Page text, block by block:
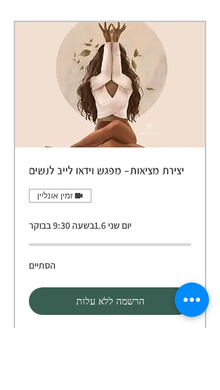
יצירת מציאות- מפגש וידאו לייב לנשים
זמין אונליין
יום שני 1.6בשעה 9:30 בבוקר
הסתיים
הרשמה ללא עלות